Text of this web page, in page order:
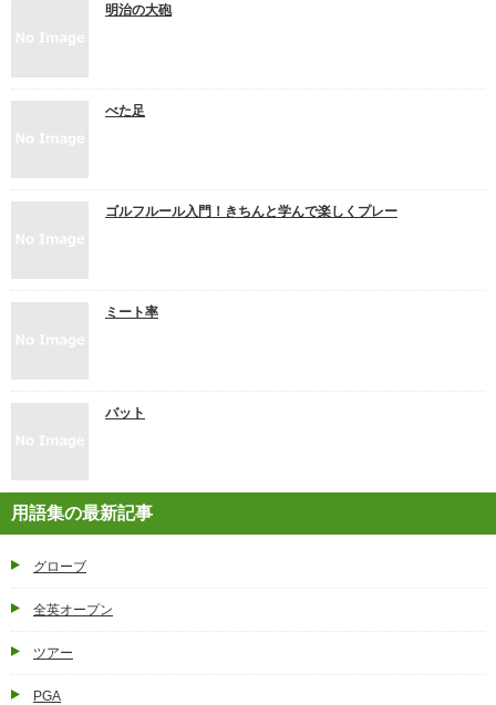
明治の大砲
べた足
ゴルフルール入門！きちんと学んで楽しくプレー
ミート率
バット
用語集の最新記事
グローブ
全英オープン
ツアー
PGA